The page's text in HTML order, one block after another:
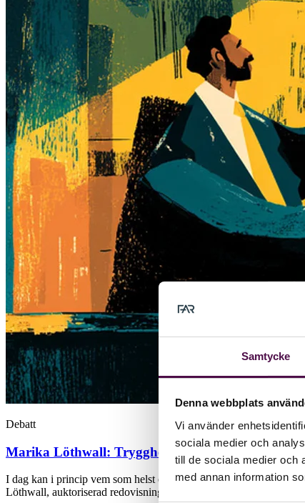
Samtycke
Denna webbplats
Vi använder
sociala medier och
till de sociala medier och
med annan information
Debatt
Marika Löthwall: Trygghet är ingen slump –
I dag kan i princip vem som helst erbjuda redovisningstjänster –
Löthwall, auktoriserad redovisningskonsult på Talenom och